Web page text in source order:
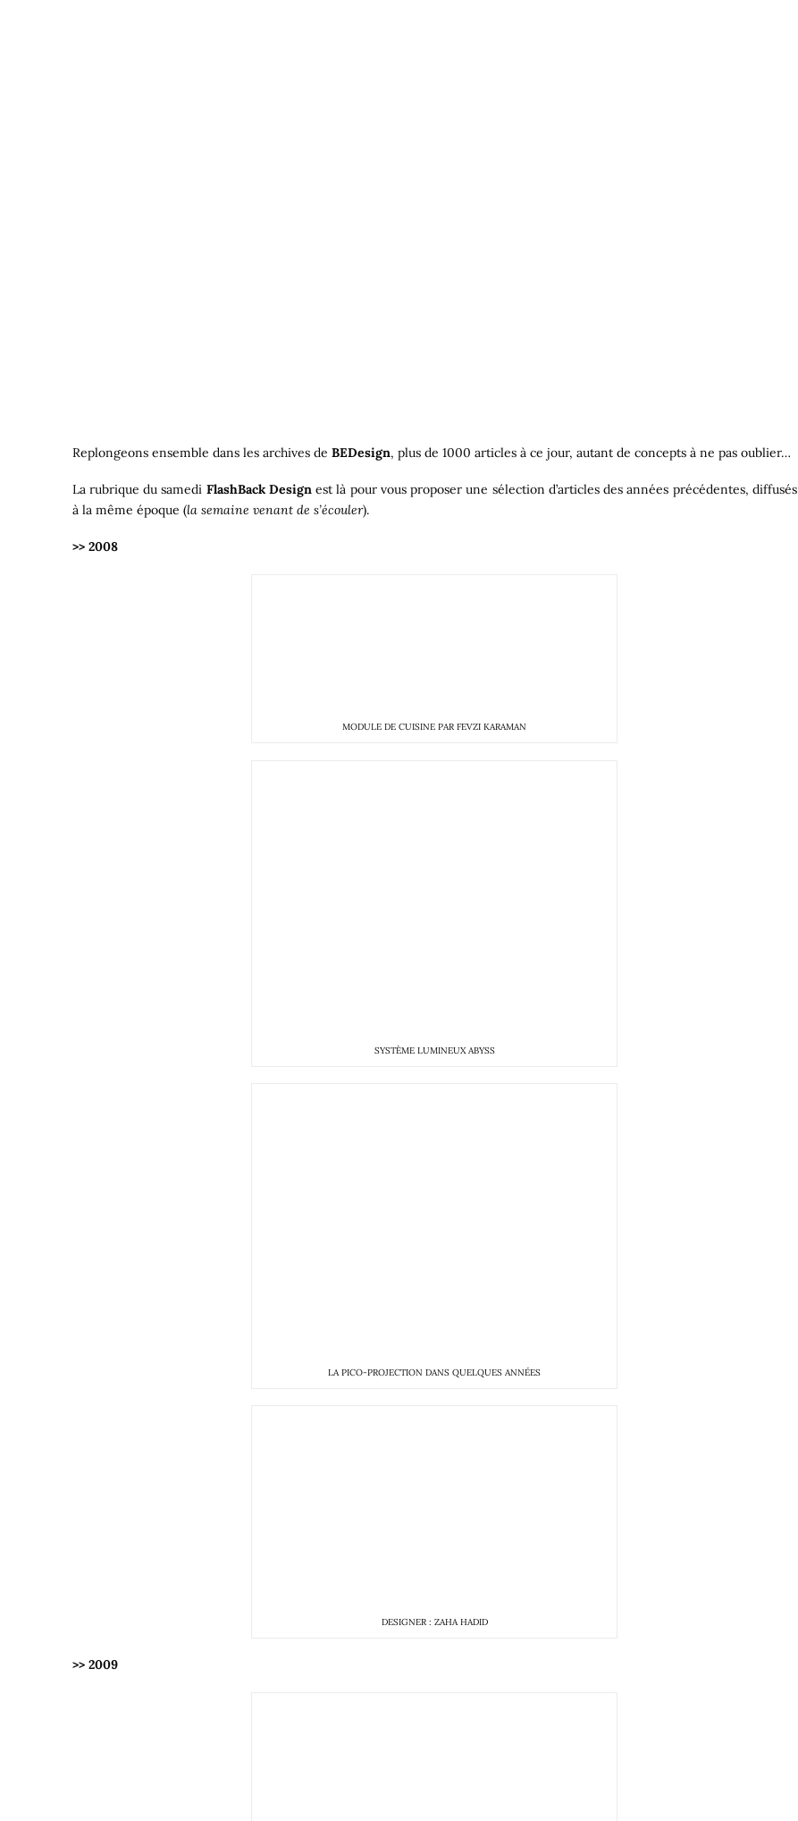
Replongeons ensemble dans les archives de BEDesign, plus de 1000 articles à ce jour, autant de concepts à ne pas oublier…
La rubrique du samedi FlashBack Designest là pour vous proposer une sélection d’articles des années précédentes, diffusés
à la même époque (la semaine venant de s’écouler).
>> 2008
MODULE DE CUISINE PAR FEVZI KARAMAN
SYSTÈME LUMINEUX ABYSS
LA PICO-PROJECTION DANS QUELQUES ANNÉES
DESIGNER : ZAHA HADID
>> 2009